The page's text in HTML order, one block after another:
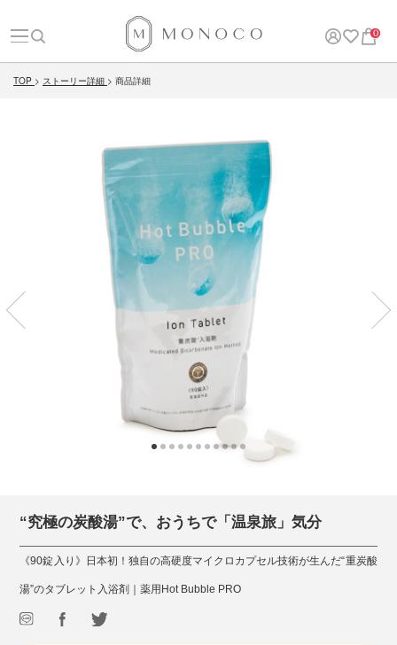
0
TOP ストーリー詳細 商品詳細
“究極の炭酸湯”で、おうちで「温泉旅」気分
《90錠入り》日本初！独自の高硬度マイクロカプセル技術が生んだ“重炭酸
湯”のタブレット入浴剤｜薬用Hot Bubble PRO